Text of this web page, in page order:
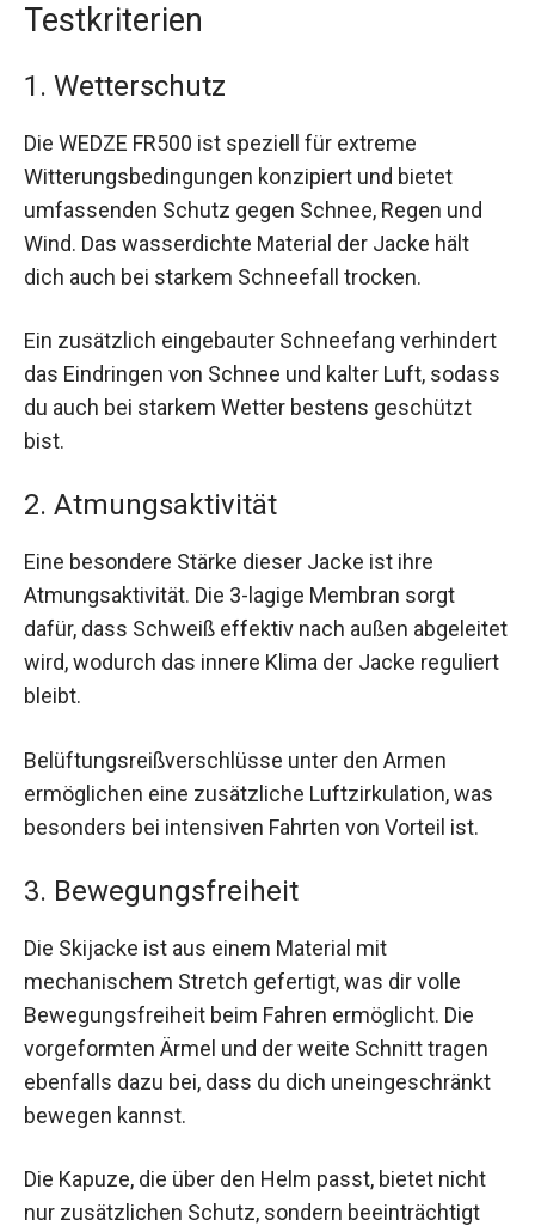
Testkriterien
1. Wetterschutz
Die WEDZE FR500 ist speziell für extreme
Witterungsbedingungen konzipiert und bietet
umfassenden Schutz gegen Schnee, Regen und
Wind. Das wasserdichte Material der Jacke hält
dich auch bei starkem Schneefall trocken.
Ein zusätzlich eingebauter Schneefang verhindert
das Eindringen von Schnee und kalter Luft, sodass
du auch bei starkem Wetter bestens geschützt
bist.
2. Atmungsaktivität
Eine besondere Stärke dieser Jacke ist ihre
Atmungsaktivität. Die 3-lagige Membran sorgt
dafür, dass Schweiß effektiv nach außen abgeleitet
wird, wodurch das innere Klima der Jacke reguliert
bleibt.
Belüftungsreißverschlüsse unter den Armen
ermöglichen eine zusätzliche Luftzirkulation, was
besonders bei intensiven Fahrten von Vorteil ist.
3. Bewegungsfreiheit
Die Skijacke ist aus einem Material mit
mechanischem Stretch gefertigt, was dir volle
Bewegungsfreiheit beim Fahren ermöglicht. Die
vorgeformten Ärmel und der weite Schnitt tragen
ebenfalls dazu bei, dass du dich uneingeschränkt
bewegen kannst.
Die Kapuze, die über den Helm passt, bietet nicht
nur zusätzlichen Schutz, sondern beeinträchtigt